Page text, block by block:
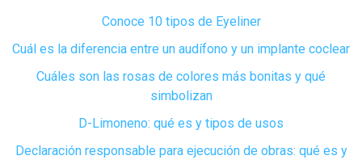
Conoce 10 tipos de Eyeliner
Cuál es la diferencia entre un audífono y un implante coclear
Cuáles son las rosas de colores más bonitas y qué
simbolizan
D-Limoneno: qué es y tipos de usos
Declaración responsable para ejecución de obras: qué es y